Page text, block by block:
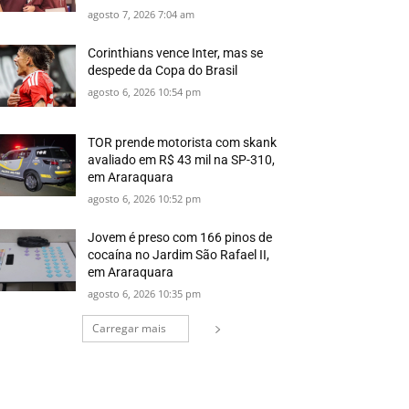
agosto 7, 2026 7:04 am
Corinthians vence Inter, mas se
despede da Copa do Brasil
agosto 6, 2026 10:54 pm
TOR prende motorista com skank
avaliado em R$ 43 mil na SP-310,
em Araraquara
agosto 6, 2026 10:52 pm
Jovem é preso com 166 pinos de
cocaína no Jardim São Rafael II,
em Araraquara
agosto 6, 2026 10:35 pm
Carregar mais